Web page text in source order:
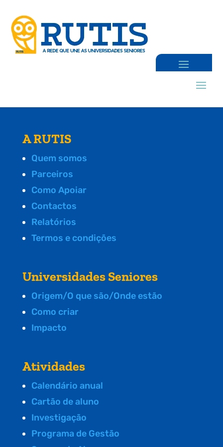
A RUTIS
Quem somos
Parceiros
Como Apoiar
Contactos
Relatórios
Termos e condições
Universidades Seniores
Origem/O que são/Onde estão
Como criar
Impacto
Atividades
Calendário anual
Cartão de aluno
Investigação
Programa de Gestão